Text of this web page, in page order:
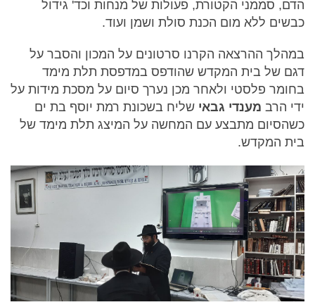
הדם, סממני הקטורת, פעולות של מנחות וכד' גידול
כבשים ללא מום הכנת סולת ושמן ועוד.
במהלך ההרצאה הקרנו סרטונים על המכון והסבר על
דגם של בית המקדש שהודפס במדפסת תלת מימד
בחומר פלסטי ולאחר מכן נערך סיום על מסכת מידות על
ידי הרב מענדי גבאי שליח בשכונת רמת יוסף בת ים
כשהסיום מתבצע עם המחשה על המיצג תלת מימד של
בית המקדש.